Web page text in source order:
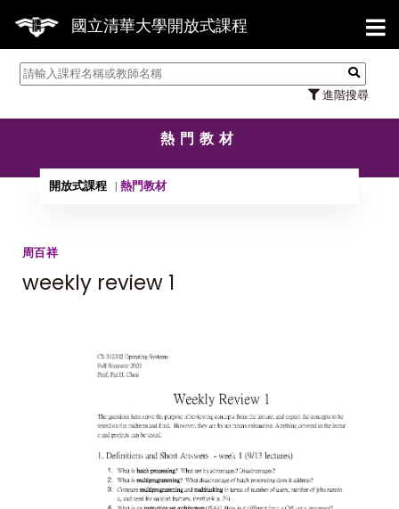
國立清華大學開放式課程
進階搜尋
【
熱門教材
開放式課程 熱門教材
周百祥
weekly review 1